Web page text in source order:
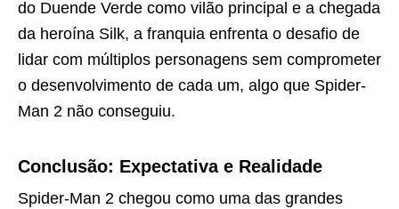
do Duende Verde como vilão principal e a chegada
da heroína Silk, a franquia enfrenta o desafio de
lidar com múltiplos personagens sem comprometer
o desenvolvimento de cada um, algo que Spider-
Man 2 não conseguiu.
Conclusão: Expectativa e Realidade
Spider-Man 2 chegou como uma das grandes